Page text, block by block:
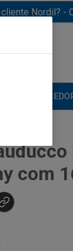
Nordil? -
com